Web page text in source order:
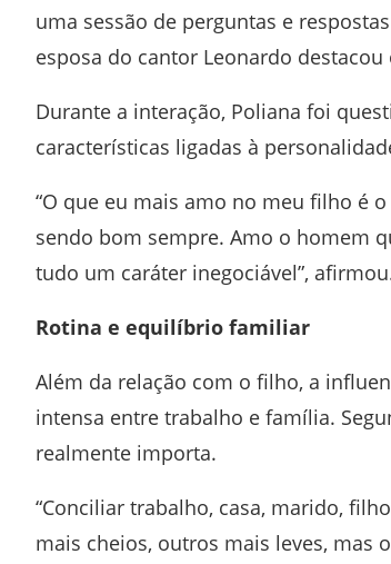
uma sessão de perguntas e
esposa do cantor Leonardo
Durante a interação, Poliana foi
características ligadas à
“O que eu mais amo no meu filho é
sendo bom sempre. Amo o homem
tudo um caráter inegociável”,
Rotina e equilíbrio familiar
Além da relação com o filho, a
intensa entre trabalho e família.
realmente importa.
“Conciliar trabalho, casa, marido,
mais cheios, outros mais leves, mas